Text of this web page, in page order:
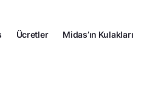
Ücretler Midas’ın Kulakları